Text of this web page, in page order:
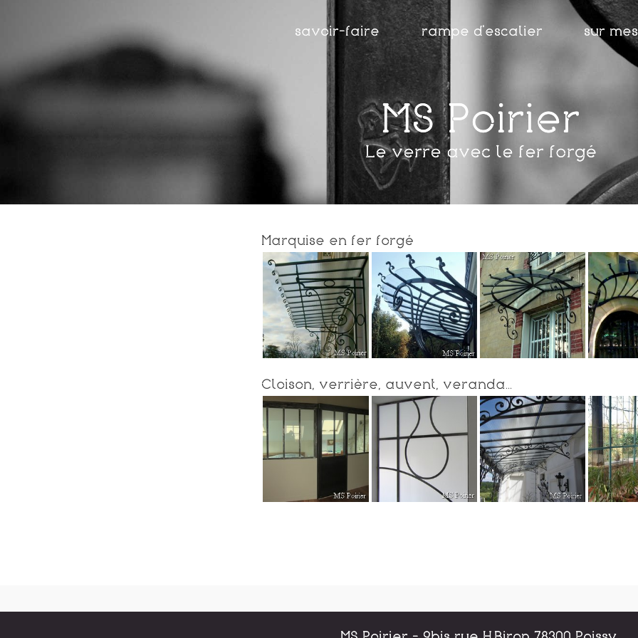
MS Poirier
Le verre avec le fer forgé
savoir-faire rampe d'escalier sur
Marquise en fer forgé
Cloison, verrière, auvent, veranda...